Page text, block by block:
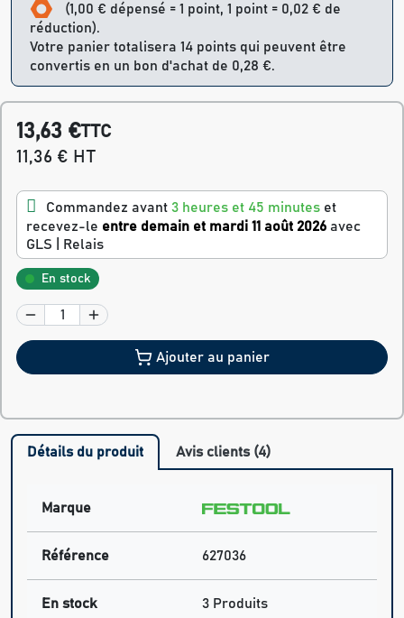
(1,00 € dépensé = 1 point, 1 point = 0,02 € de
réduction).
Votre panier totalisera 14 points qui peuvent être
convertis en un bon d'achat de 0,28 €.
13,63 €TTC
11,36 € HT
Commandez avant 3 heures et 45 minutes et
recevez-le entre demain et mardi 11 août 2026 avec
GLS | Relais
En stock
Ajouter au panier
Détails du produit Avis clients (4)
Marque
Référence 627036
En stock 3 Produits